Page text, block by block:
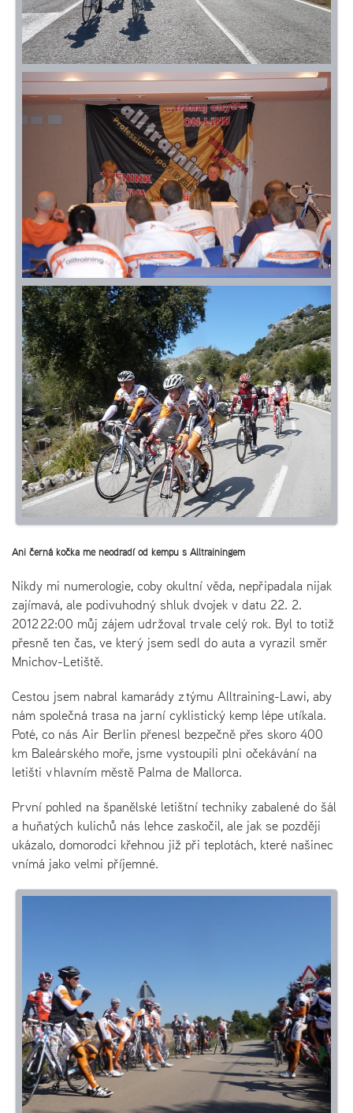
Ani černá kočka mě neodradí od kempu s Alltrainingem
Nikdy mi numerologie, coby okultní věda, nepřipadala nijak
zajímavá, ale podivuhodný shluk dvojek v datu 22. 2.
2012 22:00 můj zájem udržoval trvale celý rok. Byl to totiž
přesně ten čas, ve který jsem sedl do auta a vyrazil směr
Mnichov-Letiště.
Cestou jsem nabral kamarády z týmu Alltraining-Lawi, aby
nám společná trasa na jarní cyklistický kemp lépe utíkala.
Poté, co nás Air Berlin přenesl bezpečně přes skoro 400
km Baleárského moře, jsme vystoupili plni očekávání na
letišti v hlavním městě Palma de Mallorca.
První pohled na španělské letištní techniky zabalené do šál
a huňatých kulichů nás lehce zaskočil, ale jak se později
ukázalo, domorodci křehnou již při teplotách, které našinec
vnímá jako velmi příjemné.